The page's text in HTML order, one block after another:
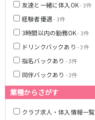
友達と一緒に体入OK- 3件
経験者優遇- 3件
3時間以内の勤務OK- 3件
ドリンクバックあり - 3件
指名バックあり - 3件
同伴バックあり - 3件
業種からさがす
クラブ求人・体入情報一覧
所沢駅
東久留米駅
清瀬駅
飯能駅
保谷駅
西所沢駅
JR横浜線
町田駅